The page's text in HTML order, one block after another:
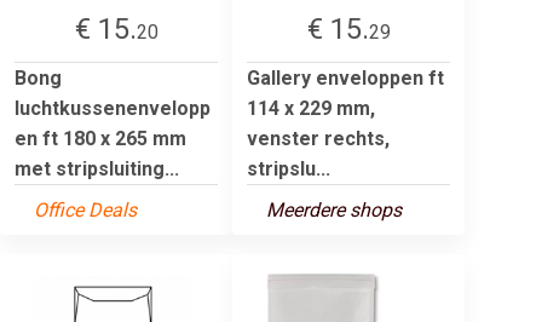
€ 15.20
Bong
luchtkussenenvelopp
en ft 180 x 265 mm
met stripsluiting...
Office Deals
€ 15.29
Gallery enveloppen ft
114 x 229 mm,
venster rechts,
stripslu...
Meerdere shops